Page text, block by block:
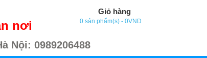
nơi
Giỏ hàng
0 sản phẩm(s) - 0VND
Nội: 0989206488